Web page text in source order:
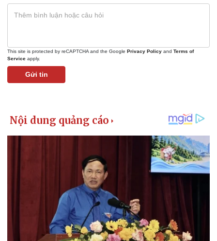
Tiêu dùng
Tỷ giá
Chứng khoán
Giá cà phê
This site is protected by reCAPTCHA and the Google Privacy Policy and Terms of
Service apply.
Gửi tin